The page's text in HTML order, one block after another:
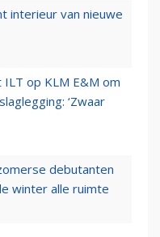
interieur van nieuwe
op KLM E&M om
‘Zwaar
debutanten
winter alle ruimte